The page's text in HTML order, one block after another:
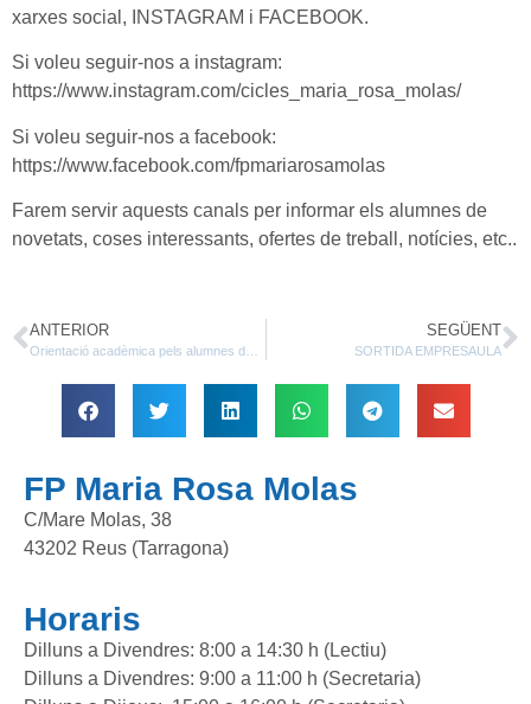
xarxes social, INSTAGRAM i FACEBOOK.
Si voleu seguir-nos a instagram:
https://www.instagram.com/cicles_maria_rosa_molas/
Si voleu seguir-nos a facebook:
https://www.facebook.com/fpmariarosamolas
Farem servir aquests canals per informar els alumnes de
novetats, coses interessants, ofertes de treball, notícies, etc..
ANTERIOR SEGÜENT
SORTIDA EMPRESAULA
FP Maria Rosa Molas
C/Mare Molas, 38
43202 Reus (Tarragona)
Horaris
Dilluns a Divendres: 8:00 a 14:30 h (Lectiu)
Dilluns a Divendres: 9:00 a 11:00 h (Secretaria)